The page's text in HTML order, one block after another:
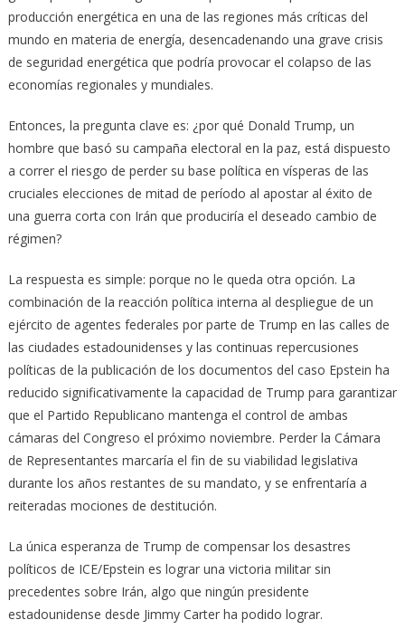
producción energética en una de las regiones más críticas del
mundo en materia de energía, desencadenando una grave crisis
de seguridad energética que podría provocar el colapso de las
economías regionales y mundiales.
Entonces, la pregunta clave es: ¿por qué Donald Trump, un
hombre que basó su campaña electoral en la paz, está dispuesto
a correr el riesgo de perder su base política en vísperas de las
cruciales elecciones de mitad de período al apostar al éxito de
una guerra corta con Irán que produciría el deseado cambio de
régimen?
La respuesta es simple: porque no le queda otra opción. La
combinación de la reacción política interna al despliegue de un
ejército de agentes federales por parte de Trump en las calles de
las ciudades estadounidenses y las continuas repercusiones
políticas de la publicación de los documentos del caso Epstein ha
reducido significativamente la capacidad de Trump para garantizar
que el Partido Republicano mantenga el control de ambas
cámaras del Congreso el próximo noviembre. Perder la Cámara
de Representantes marcaría el fin de su viabilidad legislativa
durante los años restantes de su mandato, y se enfrentaría a
reiteradas mociones de destitución.
La única esperanza de Trump de compensar los desastres
políticos de ICE/Epstein es lograr una victoria militar sin
precedentes sobre Irán, algo que ningún presidente
estadounidense desde Jimmy Carter ha podido lograr.